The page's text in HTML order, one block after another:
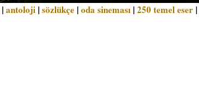
|antoloji |sözlükçe |oda sineması |250 temel eser |